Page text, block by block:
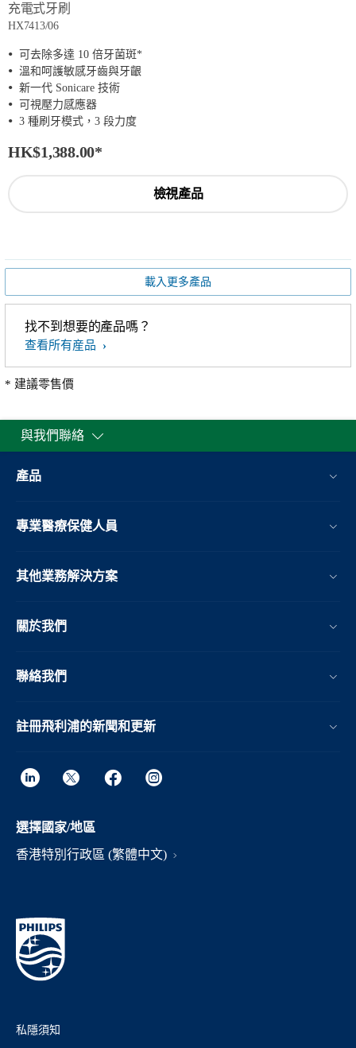
充電式牙刷
HX7413/06
可去除多達 10 倍牙菌斑*
溫和呵護敏感牙齒與牙齦
新一代 Sonicare 技術
可視壓力感應器
3 種刷牙模式，3 段力度
HK$1,388.00*
檢視產品
載入更多產品
找不到想要的產品嗎？
查看所有産品
* 建議零售價
與我們聯絡
產品
專業醫療保健人員
其他業務解決方案​
關於我們
聯絡我們
註冊飛利浦的新聞和更新
選擇國家/地區
香港特別行政區 (繁體中文)
私隱須知